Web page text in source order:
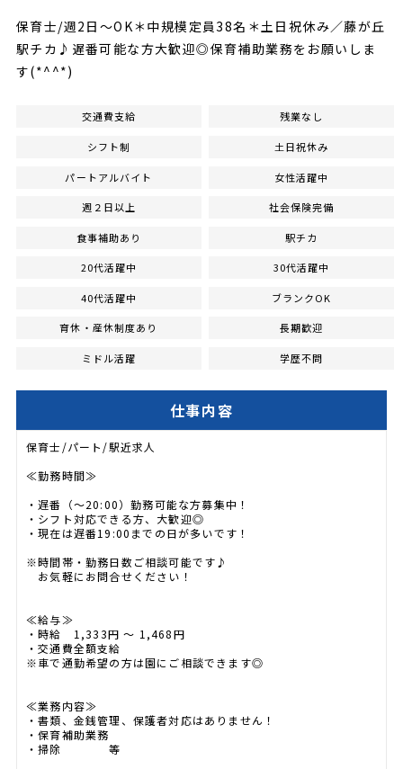
保育士/週2日～OK＊中規模定員38名＊土日祝休み／藤が丘
駅チカ♪遅番可能な方大歓迎◎保育補助業務をお願いしま
す(*^^*)
交通費支給 残業なし
シフト制 土日祝休み
パートアルバイト 女性活躍中
週２日以上 社会保険完備
食事補助あり 駅チカ
20代活躍中 30代活躍中
40代活躍中 ブランクOK
育休・産休制度あり 長期歓迎
ミドル活躍 学歴不問
仕事内容
保育士/パート/駅近求人
≪勤務時間≫
・遅番（～20:00）勤務可能な方募集中！
・シフト対応できる方、大歓迎◎
・現在は遅番19:00までの日が多いです！
※時間帯・勤務日数ご相談可能です♪
お気軽にお問合せください！
≪給与≫
・時給 1,333円 ～ 1,468円
・交通費全額支給
※車で通勤希望の方は園にご相談できます◎
≪業務内容≫
・書類、金銭管理、保護者対応はありません！
・保育補助業務
・掃除 等